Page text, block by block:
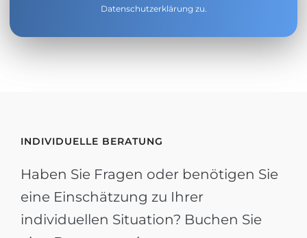
Datenschutzerklärung zu.
INDIVIDUELLE BERATUNG
Haben Sie Fragen oder benötigen Sie
eine Einschätzung zu Ihrer
individuellen Situation? Buchen Sie